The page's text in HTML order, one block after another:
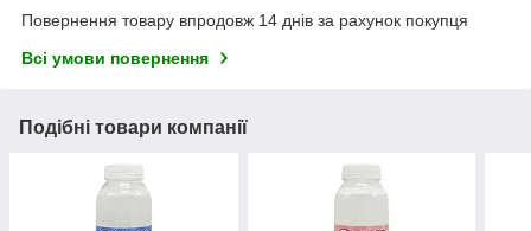
Повернення товару впродовж 14 днів за рахунок покупця
Всі умови повернення
Подібні товари компанії